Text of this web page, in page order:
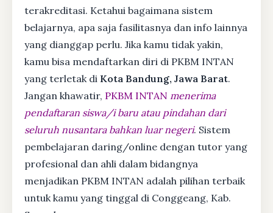
terakreditasi. Ketahui bagaimana sistem
belajarnya, apa saja fasilitasnya dan info lainnya
yang dianggap perlu. Jika kamu tidak yakin,
kamu bisa mendaftarkan diri di PKBM INTAN
yang terletak di Kota Bandung, Jawa Barat.
Jangan khawatir, PKBM INTAN menerima
pendaftaran siswa/i baru atau pindahan dari
seluruh nusantara bahkan luar negeri. Sistem
pembelajaran daring/online dengan tutor yang
profesional dan ahli dalam bidangnya
menjadikan PKBM INTAN adalah pilihan terbaik
untuk kamu yang tinggal di Conggeang, Kab.